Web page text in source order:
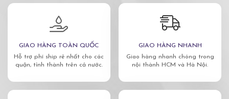
GIAO HÀNG TOÀN QUỐC
Hỗ trợ phí ship rẻ nhất cho các
quận, tỉnh thành trên cả nước.
GIAO HÀNG NHANH
Giao hàng nhanh chóng trong
nội thành HCM và Hà Nội.